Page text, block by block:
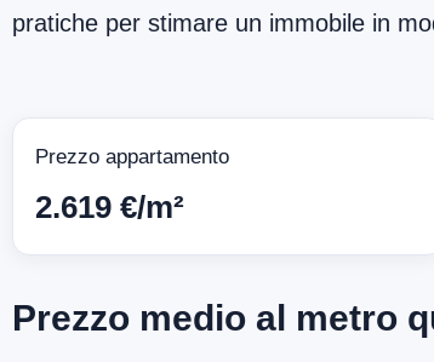
pratiche per stimare un immobile in
Prezzo appartamento
2.619 €/m²
Prezzo medio al metro